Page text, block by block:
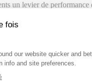
fois
du
our website quicker and
info and site preferences.
consent
un levier de performance
d’investissement.